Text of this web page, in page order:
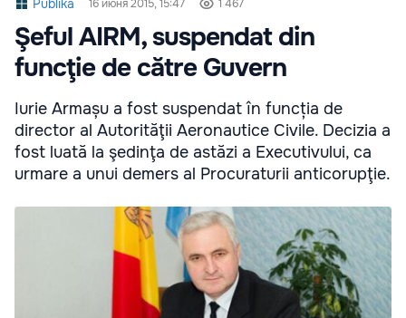
Publika 16 июня 2015, 15:47 1 467
Şeful AIRM, suspendat din
funcţie de către Guvern
Iurie Armașu a fost suspendat în funcția de
director al Autorităţii Aeronautice Civile. Decizia a
fost luată la şedinţa de astăzi a Executivului, ca
urmare a unui demers al Procuraturii anticorupţie.